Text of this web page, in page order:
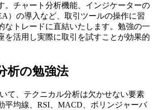
。チャート分析機能、インジケーターの
）の導入など、取引ツールの操作に習
なトレードに直結いたします。勉強の一
を活用し実際に取引を試すことが効果的
析の勉強法
て、テクニカル分析は欠かせない要素
平均線、RSI、MACD、ボリンジャーバ